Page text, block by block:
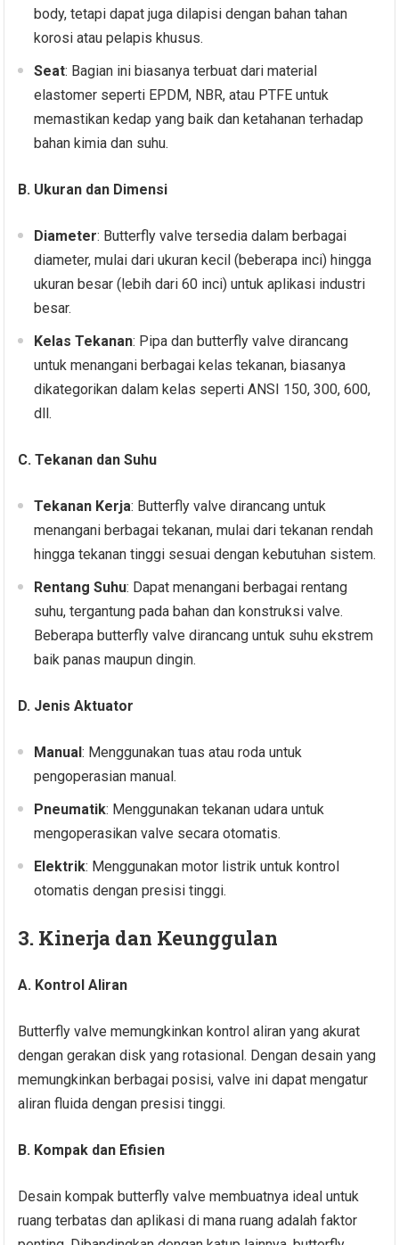
body, tetapi dapat juga dilapisi dengan bahan tahan
korosi atau pelapis khusus.
Seat: Bagian ini biasanya terbuat dari material
elastomer seperti EPDM, NBR, atau PTFE untuk
memastikan kedap yang baik dan ketahanan terhadap
bahan kimia dan suhu.
B. Ukuran dan Dimensi
Diameter: Butterfly valve tersedia dalam berbagai
diameter, mulai dari ukuran kecil (beberapa inci) hingga
ukuran besar (lebih dari 60 inci) untuk aplikasi industri
besar.
Kelas Tekanan: Pipa dan butterfly valve dirancang
untuk menangani berbagai kelas tekanan, biasanya
dikategorikan dalam kelas seperti ANSI 150, 300, 600,
dll.
C. Tekanan dan Suhu
Tekanan Kerja: Butterfly valve dirancang untuk
menangani berbagai tekanan, mulai dari tekanan rendah
hingga tekanan tinggi sesuai dengan kebutuhan sistem.
Rentang Suhu: Dapat menangani berbagai rentang
suhu, tergantung pada bahan dan konstruksi valve.
Beberapa butterfly valve dirancang untuk suhu ekstrem
baik panas maupun dingin.
D. Jenis Aktuator
Manual: Menggunakan tuas atau roda untuk
pengoperasian manual.
Pneumatik: Menggunakan tekanan udara untuk
mengoperasikan valve secara otomatis.
Elektrik: Menggunakan motor listrik untuk kontrol
otomatis dengan presisi tinggi.
3. Kinerja dan Keunggulan
A. Kontrol Aliran
Butterfly valve memungkinkan kontrol aliran yang akurat
dengan gerakan disk yang rotasional. Dengan desain yang
memungkinkan berbagai posisi, valve ini dapat mengatur
aliran fluida dengan presisi tinggi.
B. Kompak dan Efisien
Desain kompak butterfly valve membuatnya ideal untuk
ruang terbatas dan aplikasi di mana ruang adalah faktor